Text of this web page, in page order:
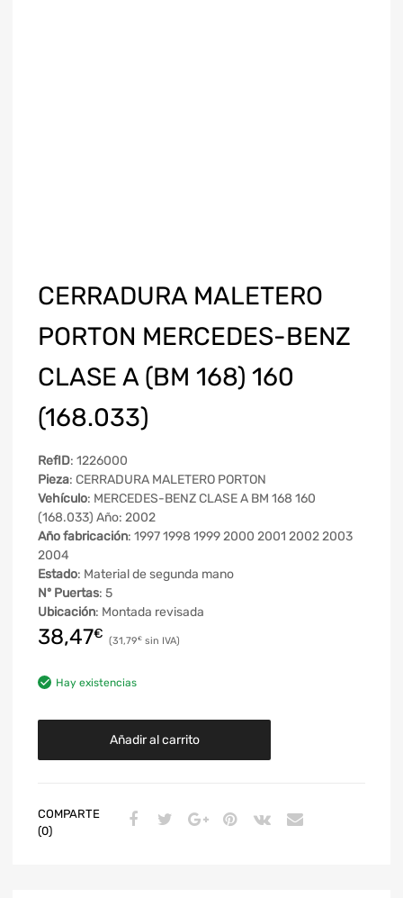
CERRADURA MALETERO
PORTON MERCEDES-BENZ
CLASE A (BM 168) 160
(168.033)
RefID: 1226000
Pieza: CERRADURA MALETERO PORTON
Vehículo: MERCEDES-BENZ CLASE A BM 168 160
(168.033) Año: 2002
Año fabricación: 1997 1998 1999 2000 2001 2002 2003
2004
Estado: Material de segunda mano
Nº Puertas: 5
Ubicación: Montada revisada
38,47€ 31,79€
Hay existencias
Añadir al carrito
COMPARTE
(0)